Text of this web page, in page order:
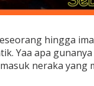
hingga
Yaa apa
neraka yang